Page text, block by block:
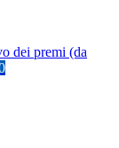
dei premi (da